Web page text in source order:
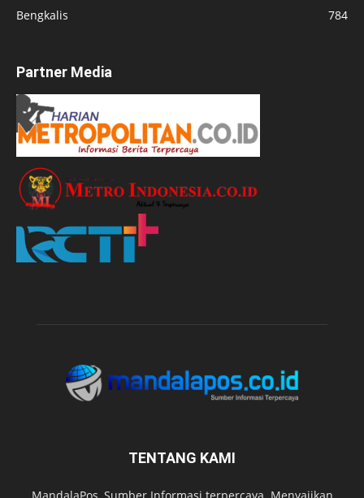
Bengkalis
784
Partner Media
TENTANG KAMI
MandalaPos, Sumber Informasi terpercaya. Menyajikan